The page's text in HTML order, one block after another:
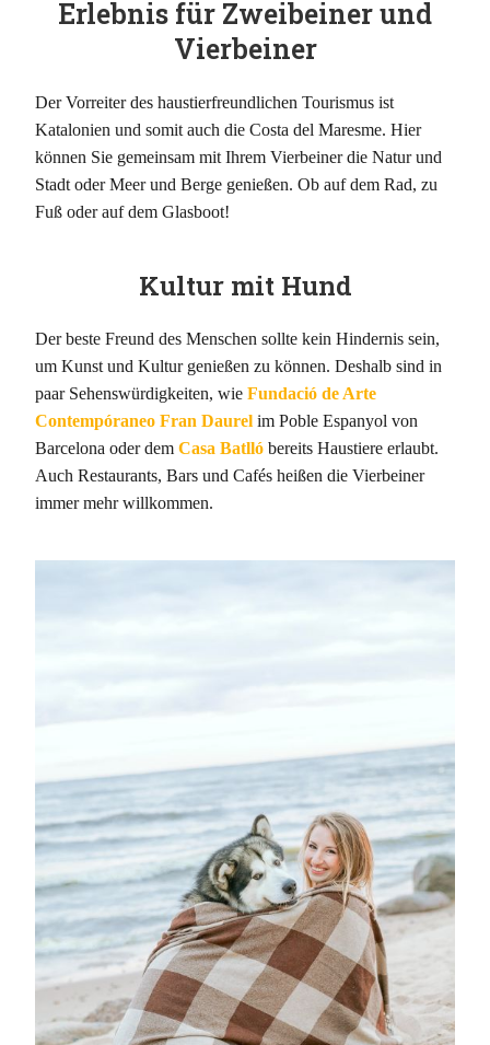
Erlebnis für Zweibeiner und
Vierbeiner
Der Vorreiter des haustierfreundlichen Tourismus ist
Katalonien und somit auch die Costa del Maresme. Hier
können Sie gemeinsam mit Ihrem Vierbeiner die Natur und
Stadt oder Meer und Berge genießen. Ob auf dem Rad, zu
Fuß oder auf dem Glasboot!
Kultur mit Hund
Der beste Freund des Menschen sollte kein Hindernis sein,
um Kunst und Kultur genießen zu können. Deshalb sind in
paar Sehenswürdigkeiten, wieFundació de Arte
Contempóraneo Fran Daurel im Poble Espanyol von
Barcelona oder demCasa Batlló bereits Haustiere erlaubt.
Auch Restaurants, Bars und Cafés heißen die Vierbeiner
immer mehr willkommen.